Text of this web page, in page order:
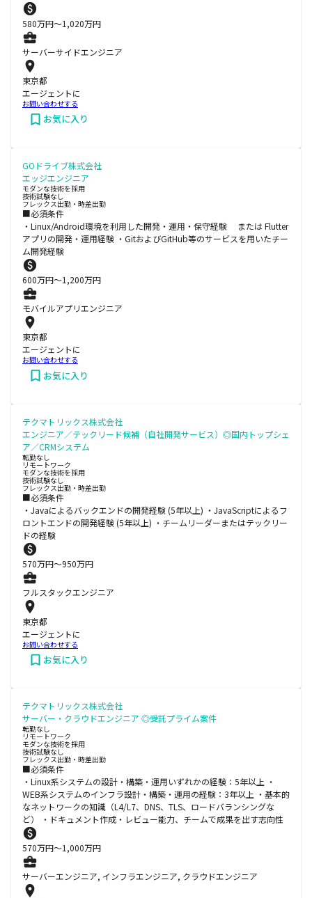
580万円〜1,020万円
サーバーサイドエンジニア
東京都
エージェントに
お問い合わせする
お気に入り
GOドライブ株式会社
エッジエンジニア
モダンな技術を採用
技術試験なし
フレックス出勤・時差出勤
■必須条件
・Linux/Android環境を利用した開発・運用・保守経験 または Flutter
アプリの開発・運用経験 ・GitおよびGitHub等のサービスを用いたチー
ム開発経験
600万円〜1,200万円
モバイルアプリエンジニア
東京都
エージェントに
お問い合わせする
お気に入り
テクマトリックス株式会社
エンジニア／テックリード候補（自社開発サービス）◎国内トップシェ
ア／CRMシステム
転勤なし
リモートワーク
モダンな技術を採用
技術試験なし
フレックス出勤・時差出勤
■必須条件
・Javaによるバックエンドの開発経験 (5年以上) ・JavaScriptによるフ
ロントエンドの開発経験 (5年以上) ・チームリーダーまたはテックリー
ドの経験
570万円〜950万円
フルスタックエンジニア
東京都
エージェントに
お問い合わせする
お気に入り
テクマトリックス株式会社
サーバー・クラウドエンジニア ◎受託プライム案件
転勤なし
リモートワーク
モダンな技術を採用
技術試験なし
フレックス出勤・時差出勤
■必須条件
・Linux系システムの設計・構築・運用いずれかの経験：5年以上 ・
WEB系システムのインフラ設計・構築・運用の経験：3年以上 ・基本的
なネットワークの知識（L4/L7、DNS、TLS、ロードバランシングな
ど） ・ドキュメント作成・レビュー能力、チームで成果を出す志向性
570万円〜1,000万円
サーバーエンジニア, インフラエンジニア, クラウドエンジニア